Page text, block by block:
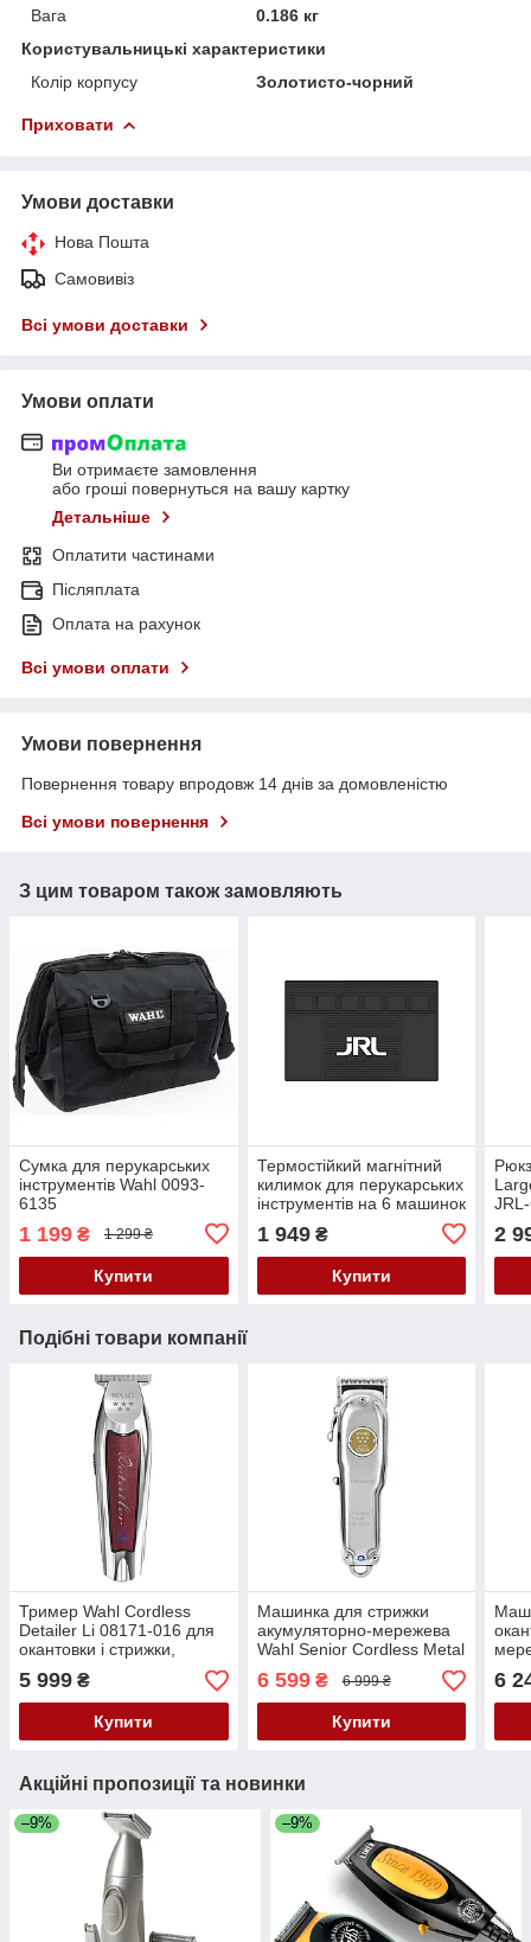
Вага
0.186 кг
Користувальницькі характеристики
Колір корпусу
Золотисто-чорний
Приховати
Умови доставки
Нова Пошта
Самовивіз
Всі умови доставки
Умови оплати
Ви отримаєте замовлення
або гроші повернуться на вашу картку
Детальніше
Оплатити частинами
Післяплата
Оплата на рахунок
Всі умови оплати
Умови повернення
Повернення товару впродовж 14 днів за домовленістю
Всі умови повернення
З цим товаром також замовляють
Сумка для перукарських
інструментів Wahl 0093-
6135
1 199 ₴ 1 299 ₴
Купити
Термостійкий магнітний
килимок для перукарських
інструментів на 6 машинок
1 949₴
Купити
2
Подібні товари компанії
Тример Wahl Cordless
Detailer Li 08171-016 для
окантовки і стрижки,
акумуляторно-мережевий,
леза T-Blade 38 мм
5 999 ₴
Купити
Машинка для стрижки
акумуляторно-мережева
Wahl Senior Cordless Metal
Edition 3000116
6 599₴ 6 999 ₴
Купити
6
Акційні пропозиції та новинки
–9% –9%